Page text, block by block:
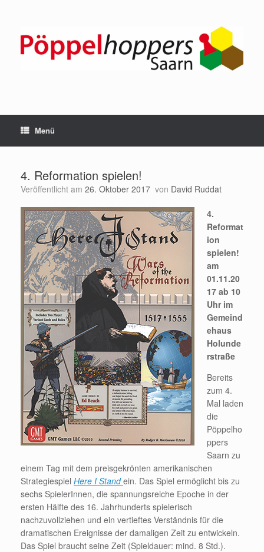
Menü
4. Reformation spielen!
Veröffentlicht am 26. Oktober 2017 von David Ruddat
4.
Reformat
ion
spielen!
am
01.11.20
17 ab 10
Uhr im
Gemeind
ehaus
Holunde
rstraße
Bereits
zum 4.
Mal laden
die
Pöppelho
ppers
Saarn zu
einem Tag mit dem preisgekrönten amerikanischen
Strategiespiel Here I Stand ein. Das Spiel ermöglicht bis zu
sechs SpielerInnen, die spannungsreiche Epoche in der
ersten Hälfte des 16. Jahrhunderts spielerisch
nachzuvollziehen und ein vertieftes Verständnis für die
dramatischen Ereignisse der damaligen Zeit zu entwickeln.
Das Spiel braucht seine Zeit (Spieldauer: mind. 8 Std.).